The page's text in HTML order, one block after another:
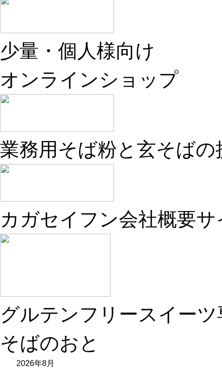
少量・個人様向け
オンラインショップ
業務用そば粉と玄そばの
カガセイフン会社概要サ
グルテンフリースイーツ
そばのおと
2026年8月